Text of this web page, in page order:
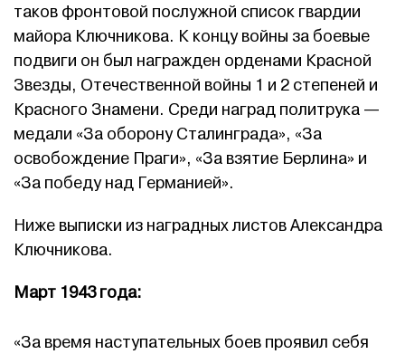
таков фронтовой послужной список гвардии
майора Ключникова. К концу войны за боевые
подвиги он был награжден орденами Красной
Звезды, Отечественной войны 1 и 2 степеней и
Красного Знамени. Среди наград политрука —
медали «За оборону Сталинграда», «За
освобождение Праги», «За взятие Берлина» и
«За победу над Германией».
Ниже выписки из наградных листов Александра
Ключникова.
Март 1943 года:
«За время наступательных боев проявил себя